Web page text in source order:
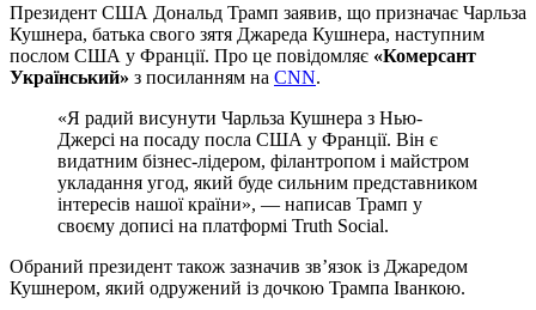
Президент США Дональд Трамп заявив, що призначає Чарльза
Кушнера, батька свого зятя Джареда Кушнера, наступним
послом США у Франції. Про це повідомляє «Комерсант
Український» з посиланням на CNN.
«Я радий висунути Чарльза Кушнера з Нью-
Джерсі на посаду посла США у Франції. Він є
видатним бізнес-лідером, філантропом і майстром
укладання угод, який буде сильним представником
інтересів нашої країни», — написав Трамп у
своєму дописі на платформі Truth Social.
Обраний президент також зазначив зв’язок із Джаредом
Кушнером, який одружений із дочкою Трампа Іванкою.